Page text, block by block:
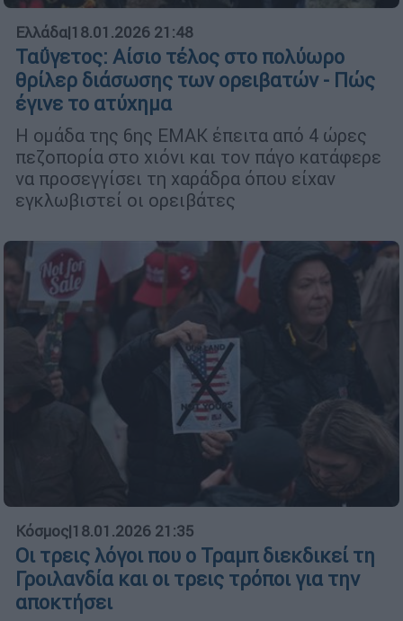
Ελλάδα|18.01.2026 21:48
Ταΰγετος: Αίσιο τέλος στο πολύωρο
θρίλερ διάσωσης των ορειβατών - Πώς
έγινε το ατύχημα
Η ομάδα της 6ης ΕΜΑΚ έπειτα από 4 ώρες
πεζοπορία στο χιόνι και τον πάγο κατάφερε
να προσεγγίσει τη χαράδρα όπου είχαν
εγκλωβιστεί οι ορειβάτες
Κόσμος|18.01.2026 21:35
Οι τρεις λόγοι που ο Τραμπ διεκδικεί τη
Γροιλανδία και οι τρεις τρόποι για την
αποκτήσει